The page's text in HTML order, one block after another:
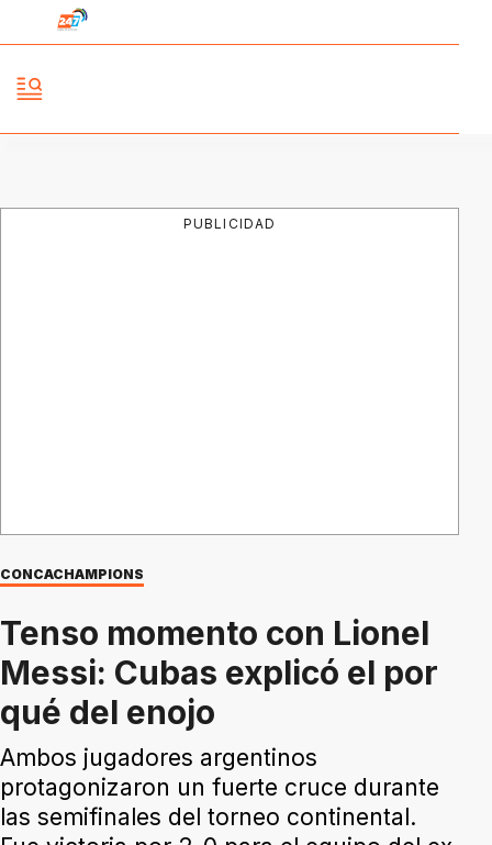
PUBLICIDAD
CONCACHAMPIONS
Tenso momento con Lionel
Messi: Cubas explicó el por
qué del enojo
Ambos jugadores argentinos
protagonizaron un fuerte cruce durante
las semifinales del torneo continental.